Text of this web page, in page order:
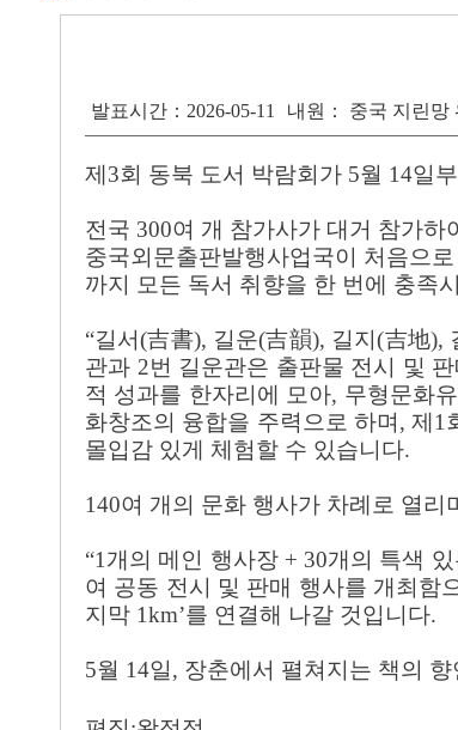
발표시간：2026-05-11 내원： 중국 지린망
제 3회 동북 도서 박람회가 5월 14일
전국 300여 개 참가사가 대거 참가
중국외문출판발행사업국이 처음으
까지 모든 독서 취향을 한 번에 충족
“길서(吉書), 길운(吉韻), 길지(吉地
관과 2번 길운관은 출판물 전시 및
적 성과를 한자리에 모아, 무형문화
화창조의 융합을 주력으로 하며, 제1
몰입감 있게 체험할 수 있습니다.
140여 개의 문화 행사가 차례로 열
“1개의 메인 행사장 + 30개의 특색
여 공동 전시 및 판매 행사를 개최함
지막 1km’를 연결해 나갈 것입니다.
5월 14일, 장춘에서 펼쳐지는 책의